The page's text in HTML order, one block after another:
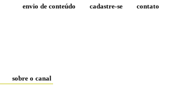
envio de conteúdo cadastre-se contato
sobre o canal